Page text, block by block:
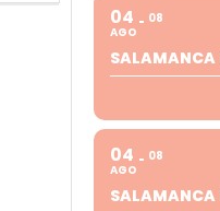
04
AGO
08
SALAMANCA
04
AGO
08
SALAMANCA